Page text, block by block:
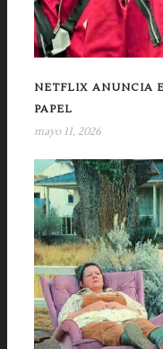
NETFLIX ANUNCIA
PAPEL
mayo 11, 2026